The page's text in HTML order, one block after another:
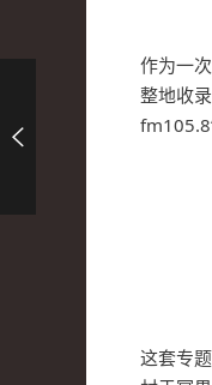
作为一
整地收
这套专